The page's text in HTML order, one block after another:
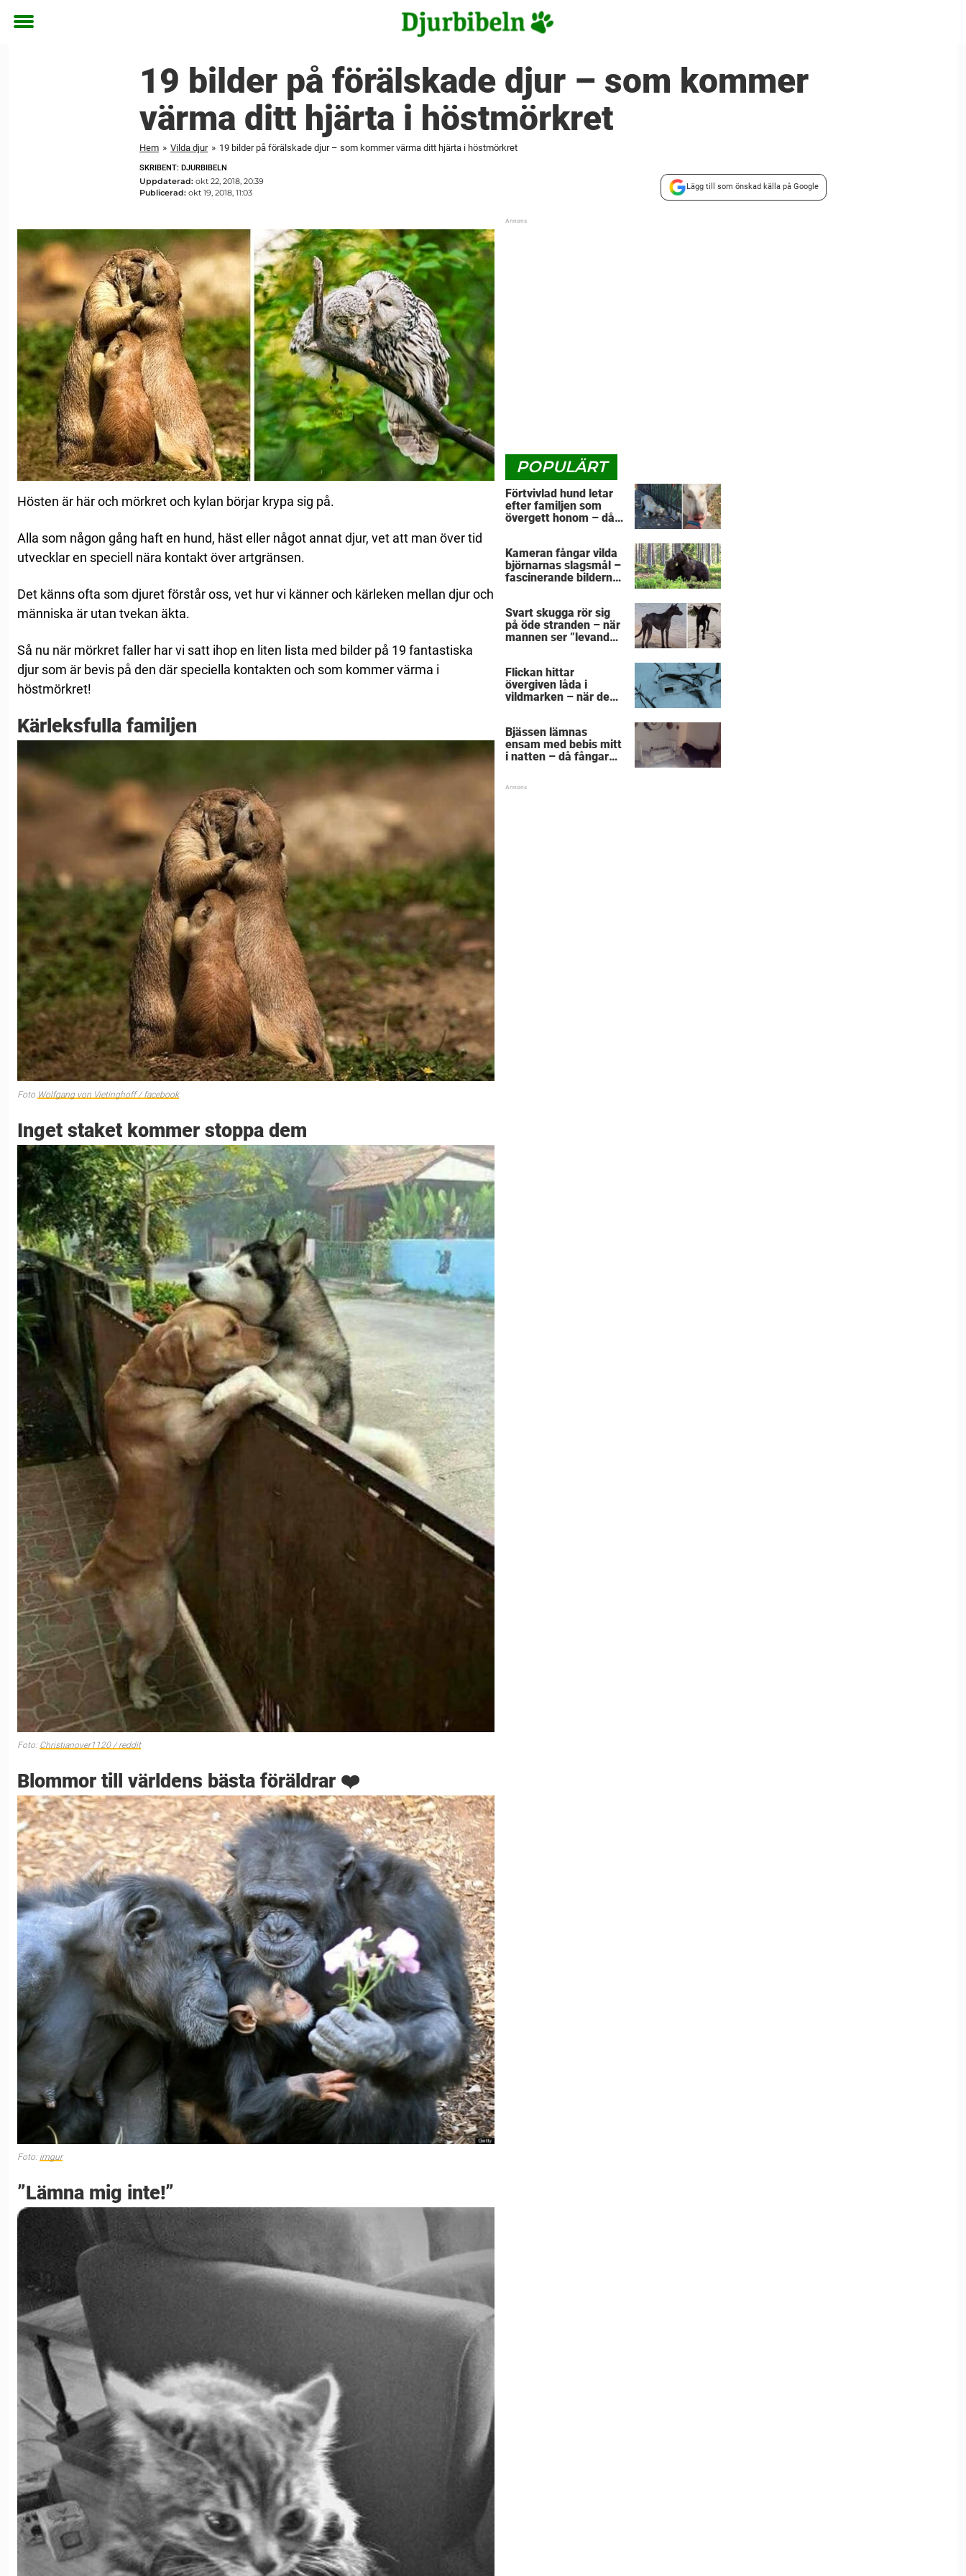
Toggle
19 bilder på förälskade djur – som kommer
värma ditt hjärta i höstmörkret
Hem » Vilda djur » 19 bilder på förälskade djur – som kommer värma ditt hjärta i höstmörkret
SKRIBENT: DJURBIBELN
Uppdaterad: okt 22, 2018, 20:39
Publicerad: okt 19, 2018, 11:03
Lägg till som önskad källa på Google
Hösten är här och mörkret och kylan börjar krypa sig på.
Alla som någon gång haft en hund, häst eller något annat djur, vet att man över tid
utvecklar en speciell nära kontakt över artgränsen.
Det känns ofta som djuret förstår oss, vet hur vi känner och kärleken mellan djur och
människa är utan tvekan äkta.
Så nu när mörkret faller har vi satt ihop en liten lista med bilder på 19 fantastiska
djur som är bevis på den där speciella kontakten och som kommer värma i
höstmörkret!
Kärleksfulla familjen
Foto Wolfgang von Vietinghoff / facebook
Inget staket kommer stoppa dem
Foto: Christianover1120 / reddit
Blommor till världens bästa föräldrar ❤️
Foto: imgur
”Lämna mig inte!”
POPULÄRT
Förtvivlad hund letar
efter familjen som
övergett honom – då
är
Kameran fångar vilda
björnarnas slagsmål –
fascinerande bilderna
Svart skugga rör sig
på öde stranden – när
mannen ser ”levande
händer
Flickan hittar
övergiven låda i
vildmarken – när den
Bjässen lämnas
ensam med bebis mitt
i natten – då fångar